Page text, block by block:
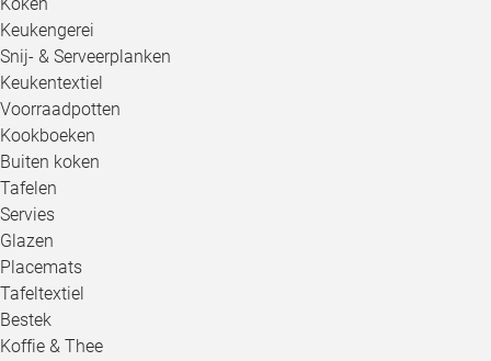
Keukengerei
Snij- & Serveerplanken
Keukentextiel
Voorraadpotten
Kookboeken
Buiten koken
Tafelen
Servies
Glazen
Placemats
Tafeltextiel
Bestek
Koffie & Thee